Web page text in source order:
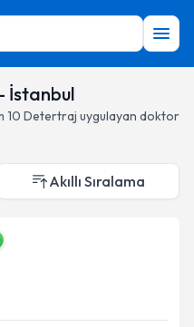
İstanbul
10 Detertraj uygulayan doktor
Akıllı Sıralama